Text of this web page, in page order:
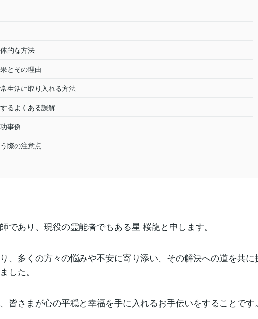
的な方法
とその理由
生活に取り入れる方法
るよくある誤解
事例
際の注意点
であり、現役の霊能者でもある星 桜龍と申します。
、多くの方々の悩みや不安に寄り添い、その解決への道を共に
した。
皆さまが心の平穏と幸福を手に入れるお手伝いをすることです。